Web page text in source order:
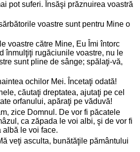
pot suferi. Însăşi prăznuirea voastră
voastre sunt pentru Mine o
voastre către Mine, Eu Îmi întorc
înmulţiţi rugăciunile voastre, nu le
sunt pline de sânge; spălaţi-vă,
ochilor Mei. Încetaţi odată!
căutaţi dreptatea, ajutaţi pe cel
orfanului, apăraţi pe văduvă!
zice Domnul. De vor fi păcatele
ca zăpada le voi albi, şi de vor fi
albă le voi face.
veţi asculta, bunătăţile pământului